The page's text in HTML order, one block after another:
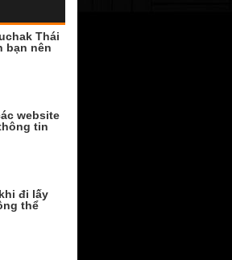
Thái
bạn nên
website
tin
đi lấy
thể